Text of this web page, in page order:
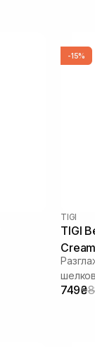
-15%
TIGI
TIGI
749₴